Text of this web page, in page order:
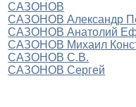
САЗОНОВ
САЗОНОВ Александр
САЗОНОВ Анатолий
САЗОНОВ Михаил
САЗОНОВ С.В.
САЗОНОВ Сергей